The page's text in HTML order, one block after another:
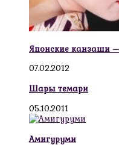
Японские канзаши
07.02.2012
Шары темари
05.10.2011
Амигуруми